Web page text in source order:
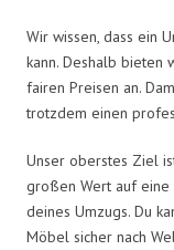
Wir wissen, dass ein
kann. Deshalb bieten
fairen Preisen an.
trotzdem einen
Unser oberstes Ziel
großen Wert auf
deines Umzugs. Du
Möbel sicher nach